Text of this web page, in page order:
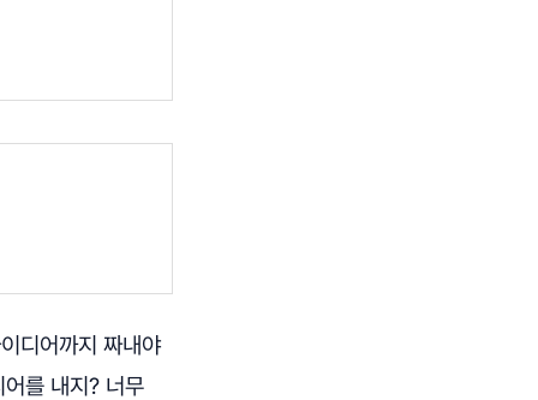
디어까지 짜내야
를 내지? 너무